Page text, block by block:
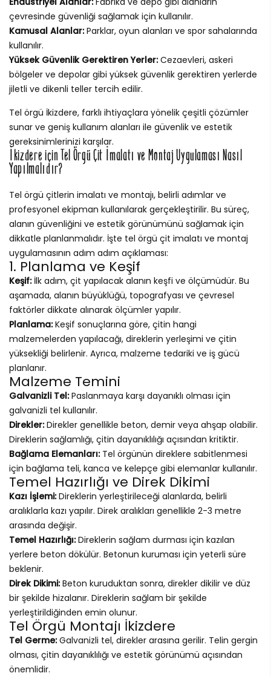
çevresinde güvenliği sağlamak için kullanılır.
Kamusal Alanlar:Parklar, oyun alanları ve spor sahalarında
kullanılır.
Yüksek Güvenlik Gerektiren Yerler:Cezaevleri, askeri
bölgeler ve depolar gibi yüksek güvenlik gerektiren yerlerde
jiletli ve dikenli teller tercih edilir.
Tel örgü İkizdere, farklı ihtiyaçlara yönelik çeşitli çözümler
sunar ve geniş kullanım alanları ile güvenlik ve estetik
gereksinimlerinizi karşılar.
İkizdere için Tel Örgü Çit İmalatı ve Montaj Uygulaması Nasıl
Yapılmalıdır?
Tel örgü çitlerin imalatı ve montajı, belirli adımlar ve
profesyonel ekipman kullanılarak gerçekleştirilir. Bu süreç,
alanın güvenliğini ve estetik görünümünü sağlamak için
dikkatle planlanmalıdır. İşte tel örgü çit imalatı ve montaj
uygulamasının adım adım açıklaması:
1. Planlama ve Keşif
Keşif:İlk adım, çit yapılacak alanın keşfi ve ölçümüdür. Bu
aşamada, alanın büyüklüğü, topografyası ve çevresel
faktörler dikkate alınarak ölçümler yapılır.
Planlama:Keşif sonuçlarına göre, çitin hangi
malzemelerden yapılacağı, direklerin yerleşimi ve çitin
yüksekliği belirlenir. Ayrıca, malzeme tedariki ve iş gücü
planlanır.
Malzeme Temini
Galvanizli Tel:Paslanmaya karşı dayanıklı olması için
galvanizli tel kullanılır.
Direkler:Direkler genellikle beton, demir veya ahşap olabilir.
Direklerin sağlamlığı, çitin dayanıklılığı açısından kritiktir.
Bağlama Elemanları:Tel örgünün direklere sabitlenmesi
için bağlama teli, kanca ve kelepçe gibi elemanlar kullanılır.
Temel Hazırlığı ve Direk Dikimi
Kazı İşlemi:Direklerin yerleştirileceği alanlarda, belirli
aralıklarla kazı yapılır. Direk aralıkları genellikle 2-3 metre
arasında değişir.
Temel Hazırlığı:Direklerin sağlam durması için kazılan
yerlere beton dökülür. Betonun kuruması için yeterli süre
beklenir.
Direk Dikimi:Beton kuruduktan sonra, direkler dikilir ve düz
bir şekilde hizalanır. Direklerin sağlam bir şekilde
yerleştirildiğinden emin olunur.
Tel Örgü Montajı İkizdere
Tel Germe:Galvanizli tel, direkler arasına gerilir. Telin gergin
olması, çitin dayanıklılığı ve estetik görünümü açısından
önemlidir.